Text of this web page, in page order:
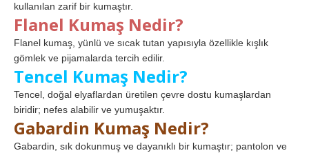
kullanılan zarif bir kumaştır.
Flanel Kumaş Nedir?
Flanel kumaş, yünlü ve sıcak tutan yapısıyla özellikle kışlık
gömlek ve pijamalarda tercih edilir.
Tencel Kumaş Nedir?
Tencel, doğal elyaflardan üretilen çevre dostu kumaşlardan
biridir; nefes alabilir ve yumuşaktır.
Gabardin Kumaş Nedir?
Gabardin, sık dokunmuş ve dayanıklı bir kumaştır; pantolon ve